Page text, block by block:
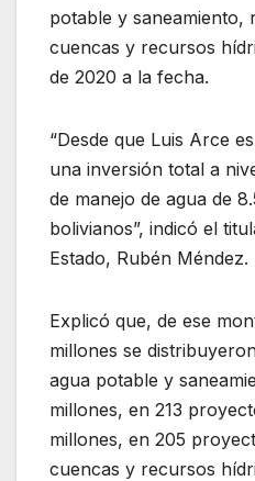
potable y saneamiento,
cuencas y recursos
de 2020 a la fecha.
“Desde que Luis Arce
una inversión total a
de manejo de agua de
bolivianos”, indicó el
Estado, Rubén Méndez.
Explicó que, de ese
millones se
agua potable y
millones, en 213
millones, en 205
cuencas y recursos